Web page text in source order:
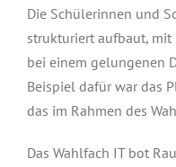
Die Schülerinnen und
strukturiert aufbaut, mit
bei einem gelungenen
Beispiel dafür war das
das im Rahmen des
Das Wahlfach IT bot